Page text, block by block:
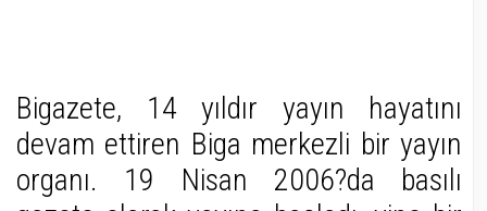
Bigazete, 14 yıldır yayın hayatını
devam ettiren Biga merkezli bir yayın
organı. 19 Nisan 2006?da basılı